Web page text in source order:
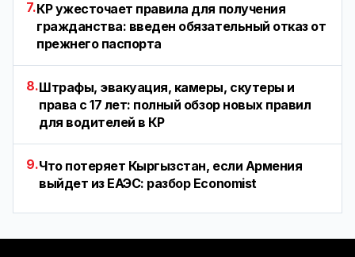
7.КР ужесточает правила для получения
гражданства: введен обязательный отказ от
прежнего паспорта
8.Штрафы, эвакуация, камеры, скутеры и
права с 17 лет: полный обзор новых правил
для водителей в КР
9.Что потеряет Кыргызстан, если Армения
выйдет из ЕАЭС: разбор Economist